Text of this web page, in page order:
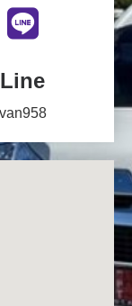
Line
van958